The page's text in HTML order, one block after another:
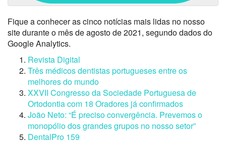
Fique a conhecer as cinco notícias mais lidas no nosso
site durante o mês de agosto de 2021, segundo dados do
Google Analytics.
Revista Digital
Três médicos dentistas portugueses entre os
melhores do mundo
XXVII Congresso da Sociedade Portuguesa de
Ortodontia com 18 Oradores já confirmados
João Neto: “É preciso convergência. Prevemos o
monopólio dos grandes grupos no nosso setor”
DentalPro 159